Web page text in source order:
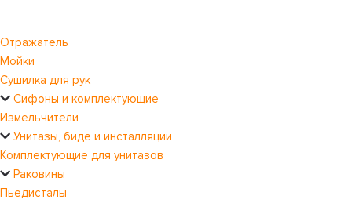
Отражатель
Мойки
Сушилка для рук
Сифоны и комплектующие
Измельчители
Унитазы, биде и инсталляции
Комплектующие для унитазов
Раковины
Пьедисталы